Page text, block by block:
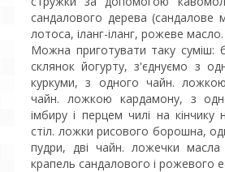
сандалового дерева (сандалове
лотоса, іланг-іланг, рожеве масло.
Можна приготувати таку суміш:
склянок йогурту, з'єднуємо з
куркуми, з одного чайн.
чайн. ложкою кардамону, з
імбиру і перцем чилі на
стіл. ложки рисового борошна,
пудри, дві чайн. ложечки масла
крапель сандалового і рожевого